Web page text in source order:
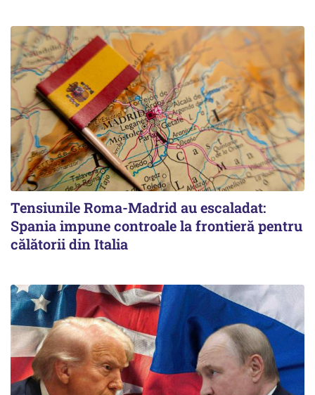
Tensiunile Roma-Madrid au escaladat:
Spania impune controale la frontieră pentru
călătorii din Italia